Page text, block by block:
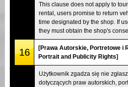
This clause does not apply to
rental, users promise to return
time designated by the shop. If
they must obtain the shop's
16
[Prawa Autorskie, Portretowe i
Portrait and Publicity Rights]
Użytkownik zgadza się nie
dotyczących praw autorskich,